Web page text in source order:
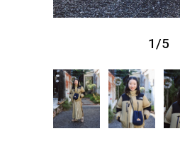
1/5